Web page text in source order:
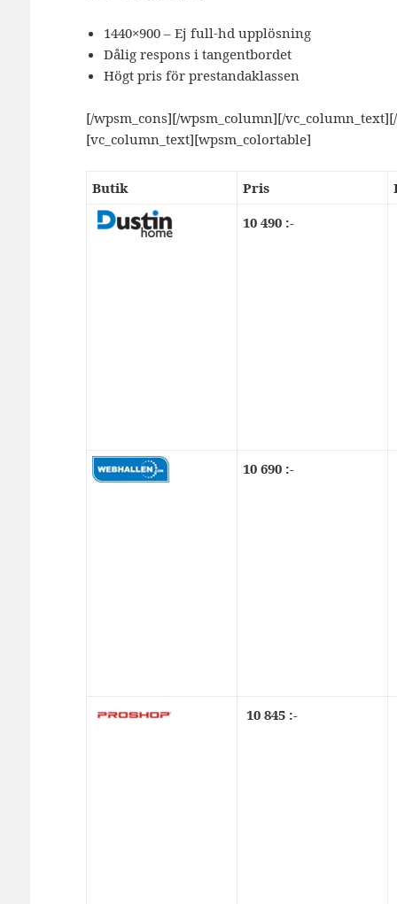
1440×900 – Ej full-hd upplösning
Dålig respons i tangentbordet
Högt pris för prestandaklassen
[/wpsm_cons][/wpsm_column][/
[vc_column_text][wpsm_colortable]
Butik Pris
10 490 :-
10 690 :-
10 845 :-